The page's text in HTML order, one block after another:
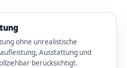
ohne unrealistische
Ausstattung und
berücksichtigt.